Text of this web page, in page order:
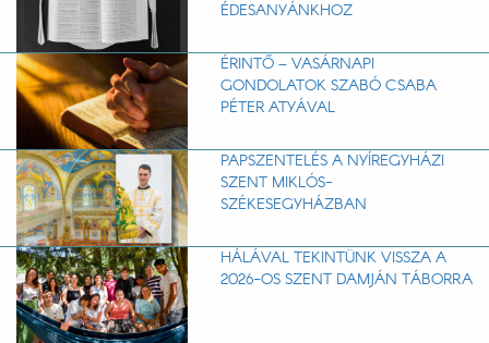
ÉDESANYÁNKHOZ
ÉRINTŐ – VASÁRNAPI
GONDOLATOK SZABÓ CSABA
PÉTER ATYÁVAL
PAPSZENTELÉS A NYÍREGYHÁZI
SZENT MIKLÓS-
SZÉKESEGYHÁZBAN
HÁLÁVAL TEKINTÜNK VISSZA A
2026-OS SZENT DAMJÁN TÁBORRA